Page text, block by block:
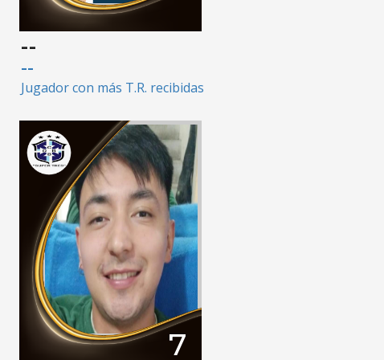
--
--
Jugador con más T.R. recibidas
7